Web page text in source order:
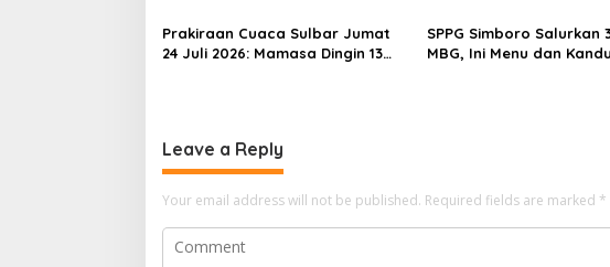
o
n
Prakiraan Cuaca Sulbar Jumat
24 Juli 2026: Mamasa Dingin 13
SPPG Simboro Salurkan
MBG, Ini Menu dan
Leave a Reply
Your email address will not be published. Required fields are marked *